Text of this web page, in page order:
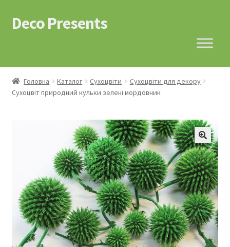
Перейти
до
Перейти
до
Deco Presents
Головна Каталог Сухоцвіти
Сухоцвіти для декору
Сухоцвіт природний кульки зелені мордовник